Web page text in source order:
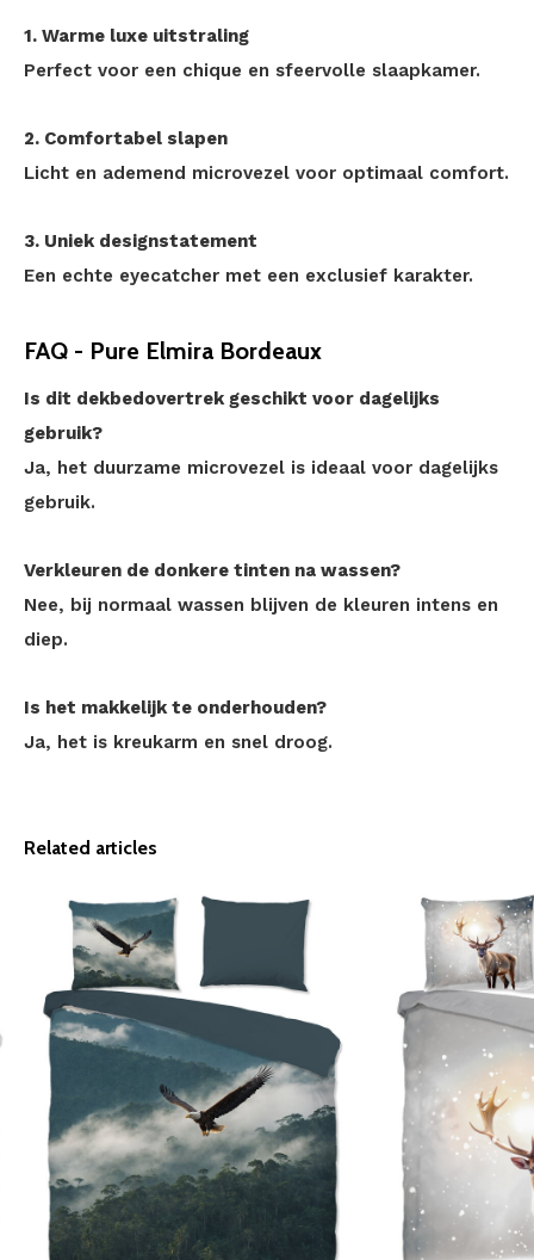
1. Warme luxe uitstraling
Perfect voor een chique en sfeervolle slaapkamer.
2. Comfortabel slapen
Licht en ademend microvezel voor optimaal comfort.
3. Uniek designstatement
Een echte eyecatcher met een exclusief karakter.
FAQ - Pure Elmira Bordeaux
Is dit dekbedovertrek geschikt voor dagelijks
gebruik?
Ja, het duurzame microvezel is ideaal voor dagelijks
gebruik.
Verkleuren de donkere tinten na wassen?
Nee, bij normaal wassen blijven de kleuren intens en
diep.
Is het makkelijk te onderhouden?
Ja, het is kreukarm en snel droog.
Related articles